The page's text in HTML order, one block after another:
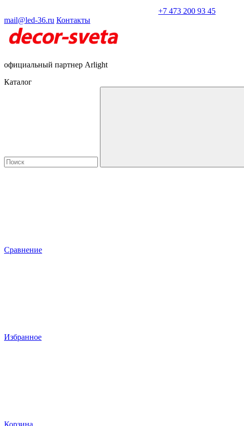
+7 473 200 93 45
mail@led-36.ru Контакты
официальный партнер Arlight
Каталог
Сравнение
Избранное
Корзина